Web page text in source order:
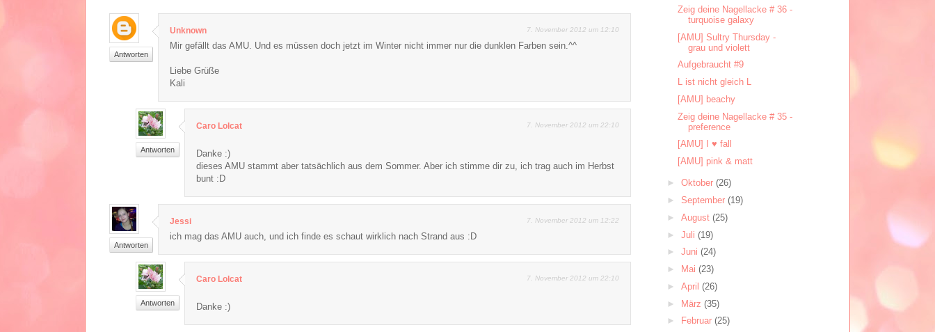
Antworten
Unknown 7. November 2012 um 12:10
Mir gefällt das AMU. Und es müssen doch jetzt im Winter nicht immer nur die dunklen Farben sein.^^
Liebe Grüße
Kali
Antworten
Caro Lolcat 7. November 2012 um 22:10
Danke :)
dieses AMU stammt aber tatsächlich aus dem Sommer. Aber ich stimme dir zu, ich trag auch im Herbst
bunt :D
Antworten
Jessi 7. November 2012 um 12:22
ich mag das AMU auch, und ich finde es schaut wirklich nach Strand aus :D
Antworten
Caro Lolcat 7. November 2012 um 22:10
Danke :)
Zeig deine Nagellacke # 36 -
turquoise galaxy
[AMU] Sultry Thursday -
grau und violett
Aufgebraucht #9
L ist nicht gleich L
[AMU] beachy
Zeig deine Nagellacke # 35 -
preference
[AMU] I ♥ fall
[AMU] pink & matt
► Oktober (26)
► September (19)
► August (25)
► Juli (19)
► Juni (24)
►
Mai (23)
► April (26)
► März (35)
►
Februar (25)